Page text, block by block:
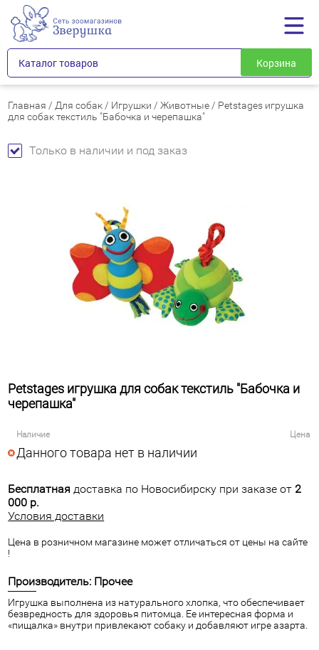
Каталог товаров Корзина
Главная / Для собак / Игрушки /Животные / Petstages игрушка
для собак текстиль "Бабочка и черепашка"
Только в наличии и под заказ
Petstages игрушка для собак текстиль "Бабочка и
черепашка"
Наличие Цена
Данного товара нет в наличии
Бесплатная доставка по Новосибирску при заказе от 2
000 р.
Условия доставки
Цена в розничном магазине может отличаться от цены на сайте
!
Производитель: Прочее
Игрушка выполнена из натурального хлопка, что обеспечивает
безвредность для здоровья питомца. Ее интересная форма и
«пищалка» внутри привлекают собаку и добавляют игре азарта.